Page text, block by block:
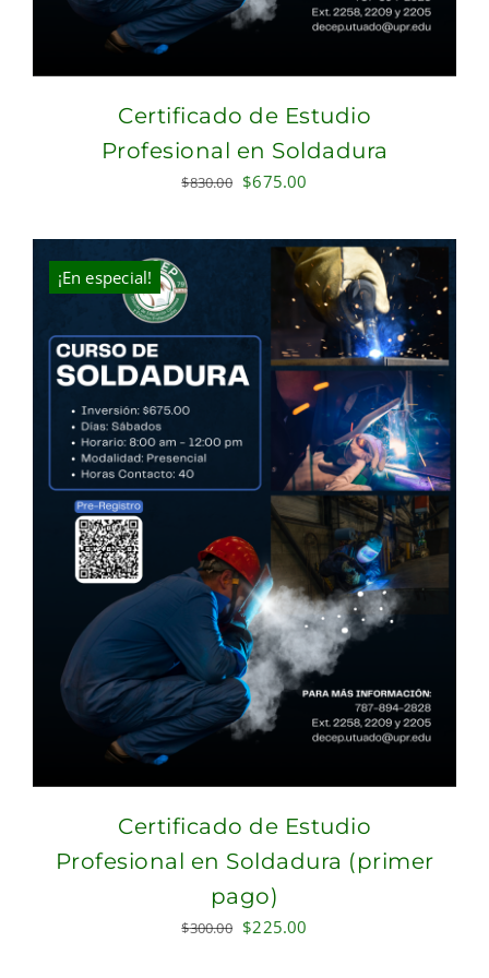
Certificado de Estudio
Profesional en Soldadura
$830.00 Original
was:
$830.00.
$675.00
is:
$675.00.
¡En especial!
Certificado de Estudio
Profesional en Soldadura (primer
pago)
$300.00 Original
$225.00